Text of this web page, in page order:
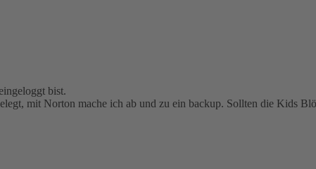
bist.
mit Norton mache ich ab und zu ein backup. Sollten die Kids